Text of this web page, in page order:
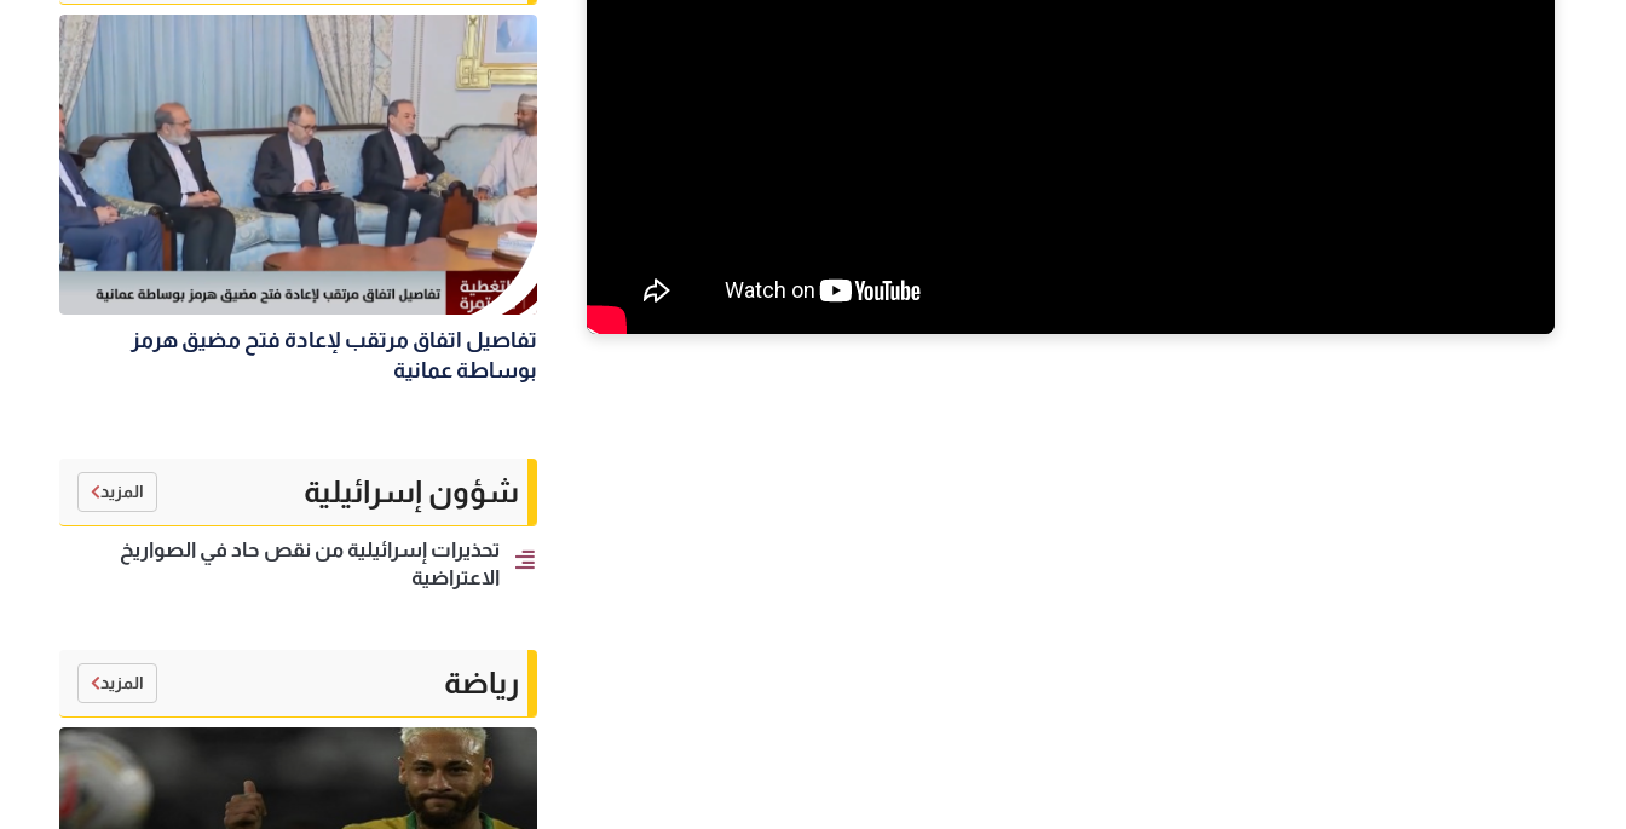
تفاصيل اتفاق مرتقب لإعادة فتح مضيق هرمز
بوساطة عمانية
شؤون إسرائيلية المزيد
تحذيرات إسرائيلية من نقص حاد في الصواريخ
الاعتراضية
رياضة المزيد